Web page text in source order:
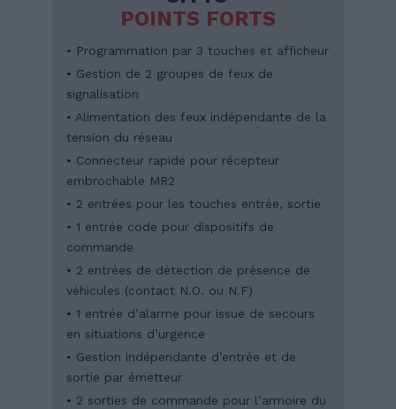
POINTS FORTS
• Programmation par 3 touches et afficheur
• Gestion de 2 groupes de feux de
signalisation
• Alimentation des feux indépendante de la
tension du réseau
• Connecteur rapide pour récepteur
embrochable MR2
• 2 entrées pour les touches entrée, sortie
• 1 entrée code pour dispositifs de
commande
• 2 entrées de détection de présence de
véhicules (contact N.O. ou N.F)
• 1 entrée d’alarme pour issue de secours
en situations d’urgence
• Gestion indépendante d’entrée et de
sortie par émetteur
• 2 sorties de commande pour l’armoire du